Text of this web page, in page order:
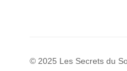
© 2025 Les Secrets du